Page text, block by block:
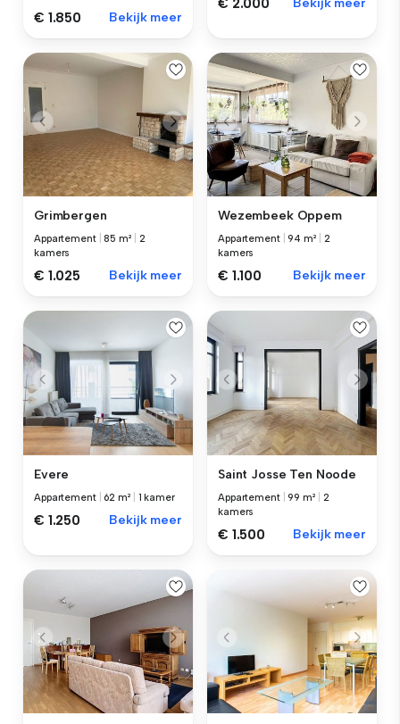
€ 1.850 Bekijk meer
€ 2.000
Grimbergen
Appartement |85 m²
2
kamers
€ 1.025 Bekijk meer
Wezembeek Oppem
Appartement |94 m²
2
kamers
€ 1.100 Bekijk meer
Evere
Appartement 62 m² 1 kamer
€ 1.250 Bekijk meer
Saint Josse Ten Noode
Appartement |99 m²
2
kamers
€ 1.500 Bekijk meer